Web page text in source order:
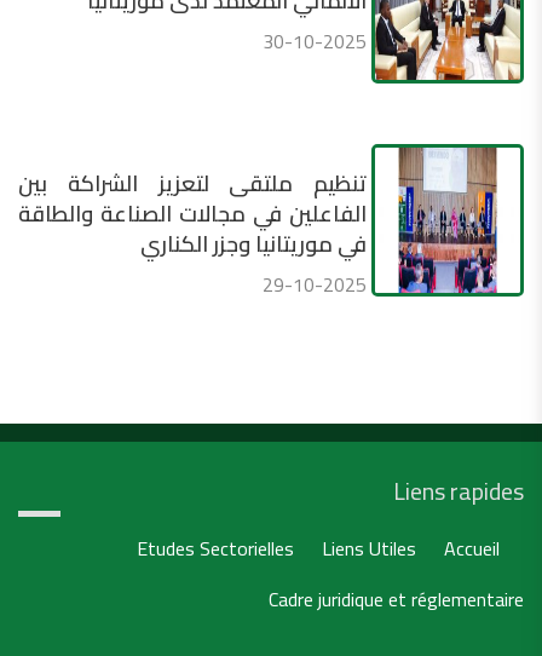
30-10-2025
تنظيم ملتقى لتعزيز الشراكة بين
الفاعلين في مجالات الصناعة والطاقة
في موريتانيا وجزر الكناري
29-10-2025
Liens rapides
Accueil
Liens Utiles
Etudes Sectorielles
Cadre juridique et réglementaire